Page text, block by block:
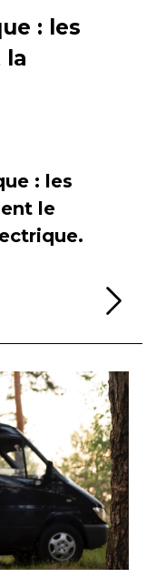
: les
la
: les
le